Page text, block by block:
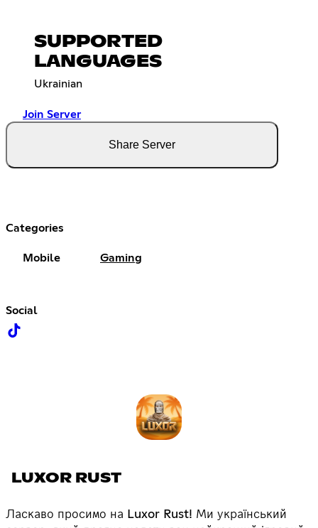
SUPPORTED
LANGUAGES
Ukrainian
Join Server
Share Server
Categories
Mobile Gaming
Social
LUXOR RUST
Ласкаво просимо на Luxor Rust! Ми український